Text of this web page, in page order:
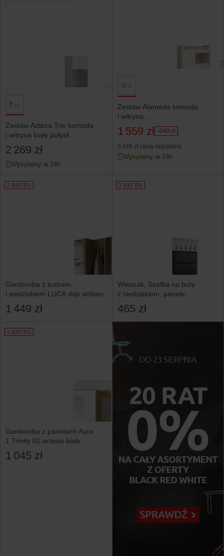
Zestaw Azteca Trio komoda
i witryna biały połysk
2 269 zł
Wysyłamy w 24h
Zestaw Alameda komoda
i witryna
dąb westminster/biały połysk
1 559 zł -840 zł
3 439 zł cena regularna
Wysyłamy w 24h
5 RAT 0%
Garderoba z lustrem
i siedziskiem LUCA dąb artisan
1 449 zł
5 RAT 0%
Wieszak, Szafka na buty
z siedziskiem, panele
tapicerowane
465 zł
5 RAT 0%
Garderoba z panelami Aura
1 Trinity 01 artisan biały
1 045 zł